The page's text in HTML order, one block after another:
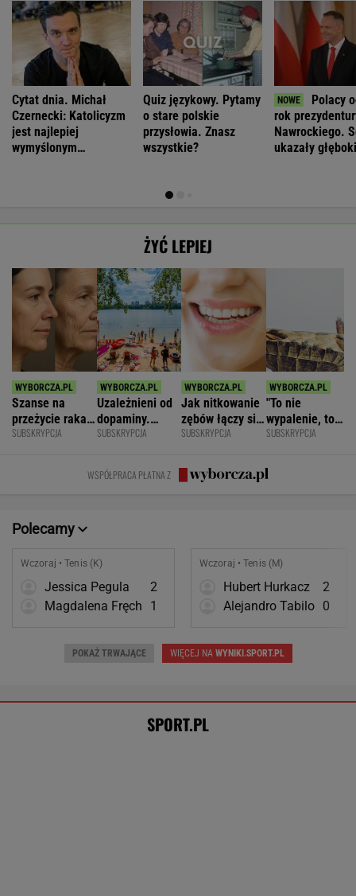
Cytat dnia. Michał
Czernecki: Katolicyzm
jest najlepiej
wymyślonym
Quiz językowy. Pytamy
o stare polskie
przysłowia. Znasz
wszystkie?
Polacy
rok
Nawrockiego.
ukazały
ŻYĆ LEPIEJ
Szanse na
przeżycie raka
widać na
SUBSKRYPCJA
Uzależnieni od
dopaminy.
Psychiatra o
łatwego życia
SUBSKRYPCJA
Jak nitkowanie
zębów łączy się
ze zdrowiem
SUBSKRYPCJA
"To nie
wypalenie, to
nie depresja".
zjawisko
dotarło do
SUBSKRYPCJA
WSPÓŁPRACA PŁATNA Z
Polecamy
Wczoraj • Tenis (K)
Jessica Pegula
2
Magdalena Fręch
1
Wczoraj • Tenis (M)
Hubert Hurkacz
2
Alejandro Tabilo 0
POKAŻ TRWAJĄCE WIĘCEJ NAWYNIKI.SPORT.PL
SPORT.PL